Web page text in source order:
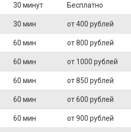
30 минут Бесплатно
30 мин от 400 рублей
60 мин от 800 рублей
60 мин от 1000 рублей
60 мин от 850 рублей
60 мин от 600 рублей
60 мин от 900 рублей